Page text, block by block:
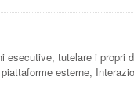
esecutive, tutelare i propri
esterne,